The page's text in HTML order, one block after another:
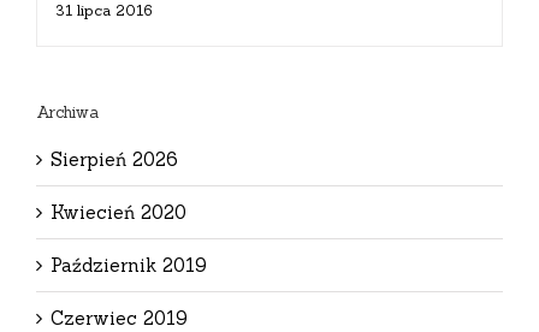
31 lipca 2016
Archiwa
Sierpień 2026
Kwiecień 2020
Październik 2019
Czerwiec 2019